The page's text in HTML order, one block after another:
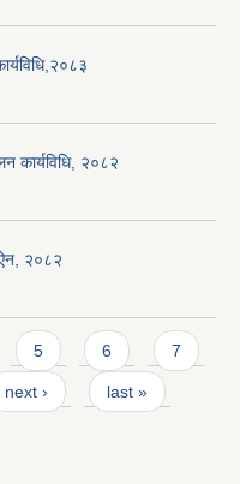
कार्यविधि, २०८२
२०८२
5 6 7
next › last »